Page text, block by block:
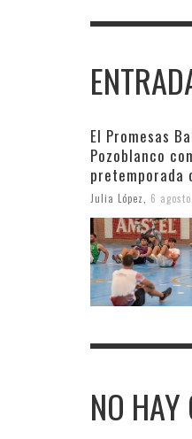
El Promesas
Pozoblanco
pretemporada
Julia López 6
NO HAY